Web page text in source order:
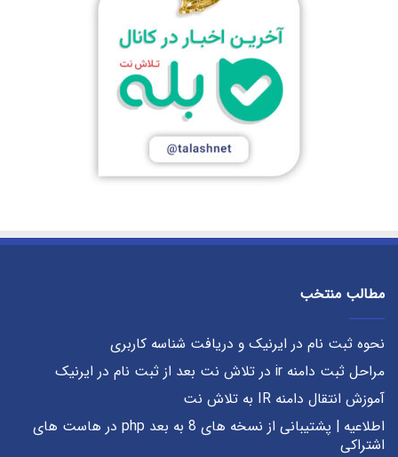
مطالب منتخب
نحوه ثبت نام در ایرنیک و دریافت شناسه کاربری
مراحل ثبت دامنه ir در تلاش نت بعد از ثبت نام در ایرنیک
آموزش انتقال دامنه IR به تلاش نت
اطلاعیه | پشتیبانی از نسخه های 8 به بعد php در هاست های
اشتراکی